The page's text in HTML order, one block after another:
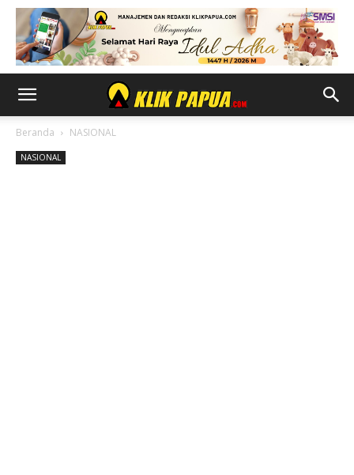
Beranda NASIONAL
NASIONAL